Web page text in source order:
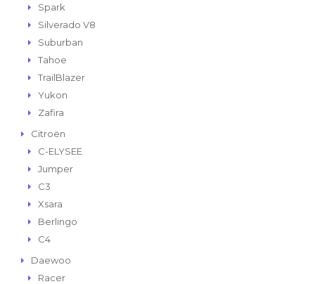
Spark
Silverado V8
Suburban
Tahoe
TrailBlazer
Yukon
Zafira
Citroën
C-ELYSEE
Jumper
C3
Xsara
Berlingo
C4
Daewoo
Racer